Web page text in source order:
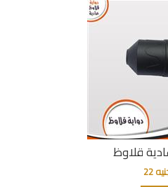
قلاوظ
22